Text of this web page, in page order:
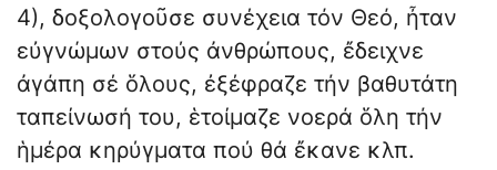
4), δοξολογοῦσε συνέχεια τόν Θεό, ἦταν
εὐγνώμων στούς ἀνθρώπους, ἔδειχνε
ἀγάπη σέ ὅλους, ἐξέφραζε τήν βαθυτάτη
ταπείνωσή του, ἑτοίμαζε νοερά ὅλη τήν
ἡμέρα κηρύγματα πού θά ἔκανε κλπ.